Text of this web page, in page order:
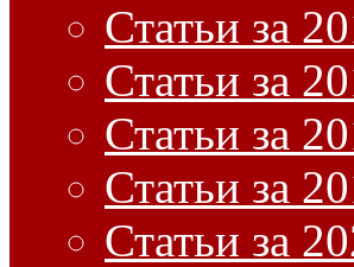
Статьи за
Статьи за
Статьи за
Статьи за
Статьи за